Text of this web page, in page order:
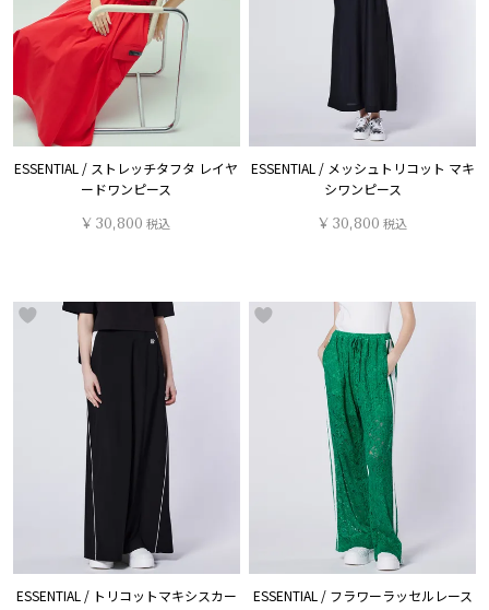
ESSENTIAL / ストレッチタフタ レイヤ
ードワンピース
¥ 30,800 税込
ESSENTIAL / メッシュトリコット マキ
シワンピース
¥ 30,800 税込
ESSENTIAL / トリコットマキシスカー
ESSENTIAL / フラワーラッセルレース